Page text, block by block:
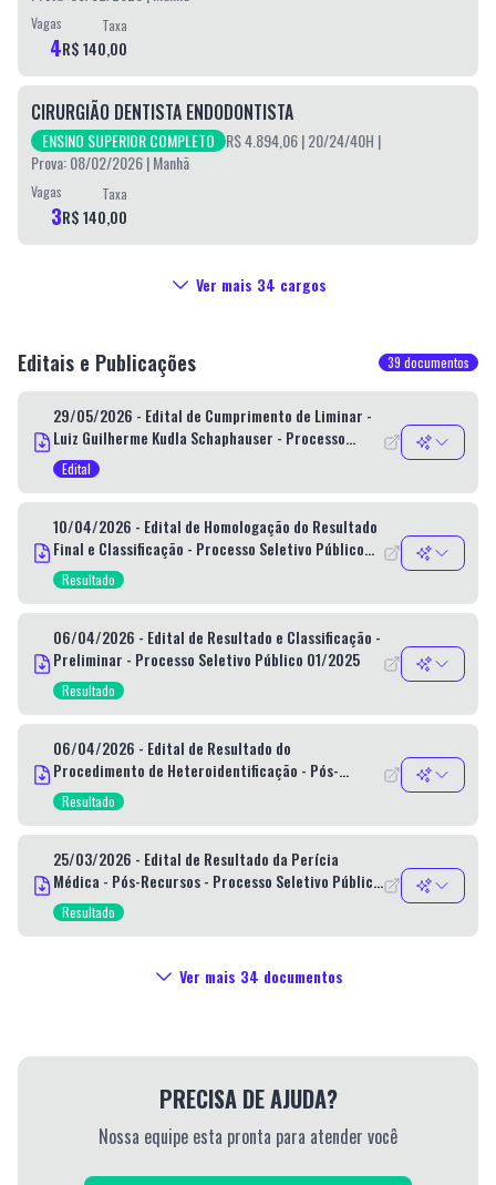
Vagas
4
Taxa
R$ 140,00
CIRURGIÃO DENTISTA ENDODONTISTA
ENSINO SUPERIOR COMPLETO R$ 4.894,06| 20/24/40H |
Prova: 08/02/2026 | Manhã
Vagas
3
Taxa
R$ 140,00
Ver mais 34 cargos
Editais e Publicações 39 documentos
29/05/2026 - Edital de Cumprimento de Liminar -
Luiz Guilherme Kudla Schaphauser - Processo
Seletivo Público 01/2025.
Edital
10/04/2026 - Edital de Homologação do Resultado
Final e Classificação - Processo Seletivo Público
01/2025
Resultado
06/04/2026 - Edital de Resultado e Classificação -
Preliminar - Processo Seletivo Público 01/2025
Resultado
06/04/2026 - Edital de Resultado do
Procedimento de Heteroidentificação - Pós-
Recursos - Processo Seletivo Público 01/2025.
Resultado
25/03/2026 - Edital de Resultado da Perícia
Médica - Pós-Recursos - Processo Seletivo Público
01/2025
Resultado
Ver mais 34 documentos
PRECISA DE AJUDA?
Nossa equipe esta pronta para atender você